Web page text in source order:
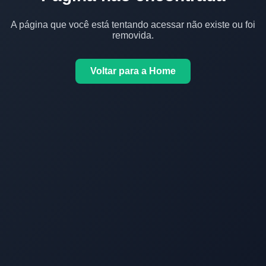
A página que você está tentando acessar não existe ou foi
removida.
Voltar para a Home